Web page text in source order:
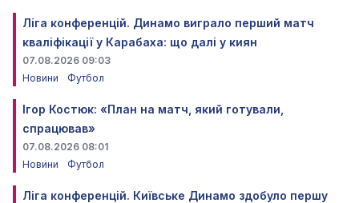
Ліга конференцій. Динамо виграло перший матч
кваліфікації у Карабаха: що далі у киян
07.08.2026 09:03
Новини
Футбол
Ігор Костюк: «План на матч, який готували,
спрацював»
07.08.2026 08:01
Новини
Футбол
Ліга конференцій. Київське Динамо здобуло першу